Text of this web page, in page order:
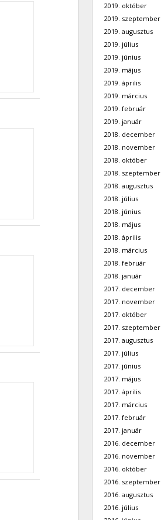
2019. október
2019. szeptember
2019. augusztus
2019. július
2019. június
2019. május
2019. április
2019. március
2019. február
2019. január
2018. december
2018. november
2018. október
2018. szeptember
2018. augusztus
2018. július
2018. június
2018. május
2018. április
2018. március
2018. február
2018. január
2017. december
2017. november
2017. október
2017. szeptember
2017. augusztus
2017. július
2017. június
2017. május
2017. április
2017. március
2017. február
2017. január
2016. december
2016. november
2016. október
2016. szeptember
2016. augusztus
2016. július